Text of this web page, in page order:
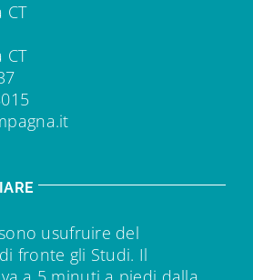
CT
CT
usufruire del
di fronte gli Studi. Il